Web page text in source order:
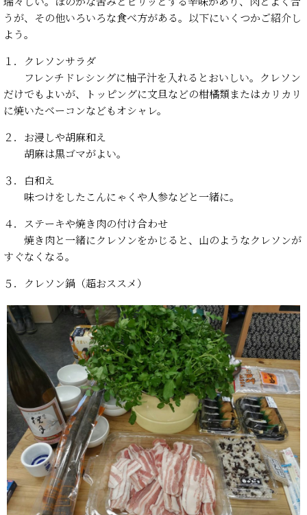
うが、その他いろいろな食べ方がある。以下にいくつかご紹介し
よう。
１．クレソンサラダ
フレンチドレシングに柚子汁を入れるとおいしい。クレソン
だけでもよいが、トッピングに文旦などの柑橘類またはカリカリ
に焼いたベーコンなどもオシャレ。
２．お浸しや胡麻和え
胡麻は黒ゴマがよい。
３．白和え
味つけをしたこんにゃくや人参などと一緒に。
４．ステーキや焼き肉の付け合わせ
焼き肉と一緒にクレソンをかじると、山のようなクレソンが
すぐなくなる。
５．クレソン鍋（超おススメ）